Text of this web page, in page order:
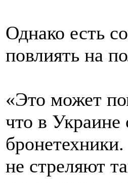
Однако есть
повлиять на
«Это может
что в Украине
не стреляют